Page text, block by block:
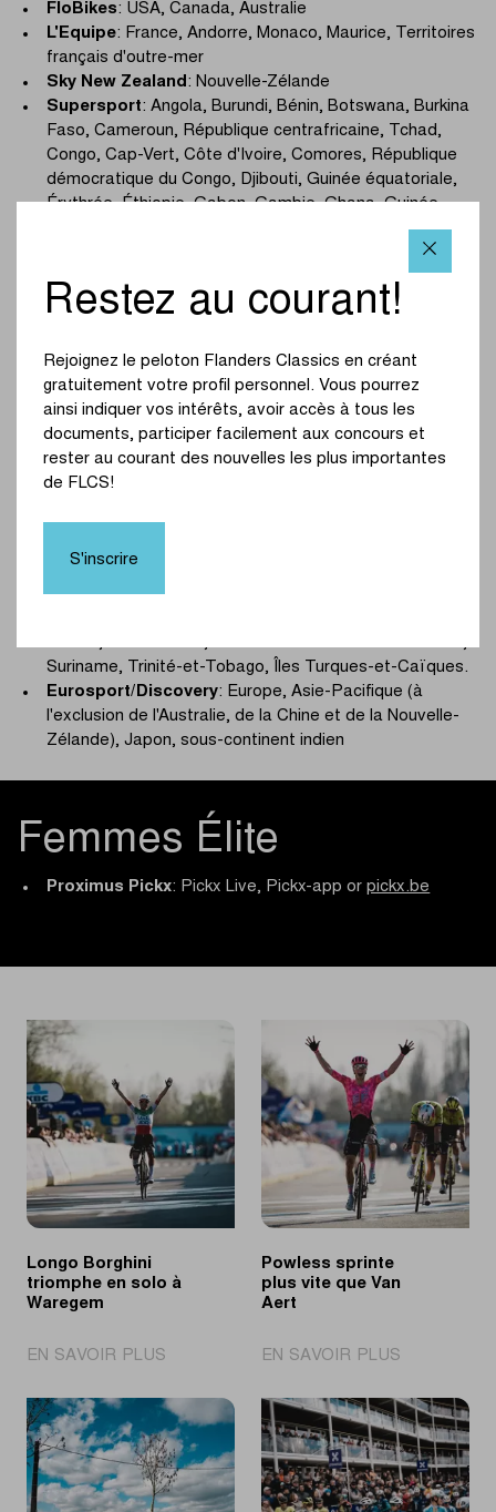
FloBikes: USA, Canada, Australie
L'Equipe: France, Andorre, Monaco, Maurice, Territoires
français d'outre-mer
Sky New Zealand: Nouvelle-Zélande
Supersport: Angola, Burundi, Bénin, Botswana, Burkina
Faso, Cameroun, République centrafricaine, Tchad,
Congo, Cap-Vert, Côte d'Ivoire, Comores, République
démocratique du Congo, Djibouti, Guinée équatoriale,
Érythrée, Éthiopie, Gabon, Gambie, Ghana, Guinée,
Guinée-Bissau, Kenya, Lesotho, Libéria, Madagascar,
Mauritanie, Namibie, Nigéria, Niger, Réunion, Rwanda,
Afrique du Sud, Eswatini, Sao Tomé-et-Principe,
Seychelles, Socotra, Tanzanie, Togo, Ouganda,
Zimbabwe, Zambie.
ESPN
: Argentine, Bolivie, Chili, Colombie, Équateur,
Paraguay, Pérou, Uruguay, Venezuela, Brésil, Belize,
Costa Rica, Salvador, Guatemala, Honduras, Nicaragua,
Panama, Mexique, Anguilla, Antigua-et-Barbuda, Aruba,
Vierges britanniques, Îles Caïmans, Curaçao,
Haïti, Jamaïque, Martinique, Montserrat, Saba, Saint-
Niévès, Sainte-Lucie, Saint-Vincent-et-les-Grenadines,
Suriname, Trinité-et-Tobago, Îles Turques-et-Caïques.
Eurosport/Discovery: Europe, Asie-Pacifique (à
l'exclusion de l'Australie, de la Chine et de la Nouvelle-
Zélande), Japon, sous-continent indien
Femmes Élite
Proximus Pickx: Pickx Live, Pickx-app orpickx.be
Longo Borghini
triomphe en solo à
Waregem
EN SAVOIR PLUS
Borghini
triomphe
en
solo
à
Powless sprinte
plus vite que Van
Aert
EN SAVOIR PLUS
sprinte
plus
vite
que
Van
Restez au courant!
Rejoignez le peloton Flanders Classics en créant
gratuitement votre profil personnel. Vous pourrez
ainsi indiquer vos intérêts, avoir accès à tous les
documents, participer facilement aux concours et
rester au courant des nouvelles les plus importantes
de FLCS!
S'inscrire